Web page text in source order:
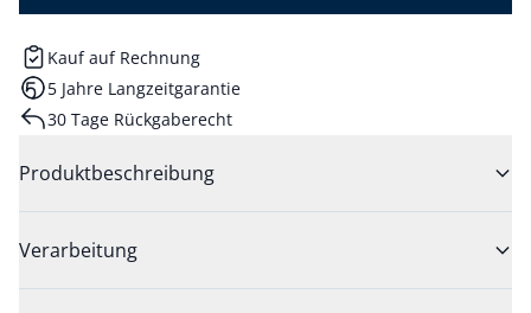
Kauf auf Rechnung
5 Jahre Langzeitgarantie
30 Tage Rückgaberecht
Produktbeschreibung
Verarbeitung